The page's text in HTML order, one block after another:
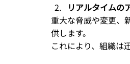
リアルタイムの
重大な脅威や変更、
供します。
これにより、組織は